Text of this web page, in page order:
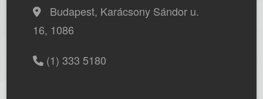
Budapest, Karácsony Sándor u.
16, 1086
(1) 333 5180